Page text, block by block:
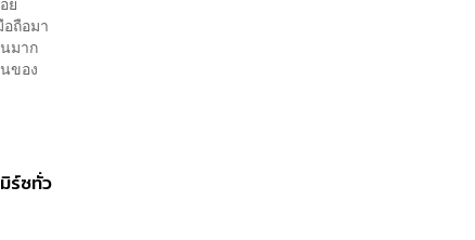
ถือมา
มาก
ของ
ร์ซทั่ว